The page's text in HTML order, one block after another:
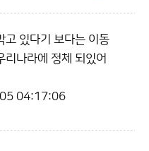
고 있다기 보다는 이동
리나라에 정체 되있어
04:17:06